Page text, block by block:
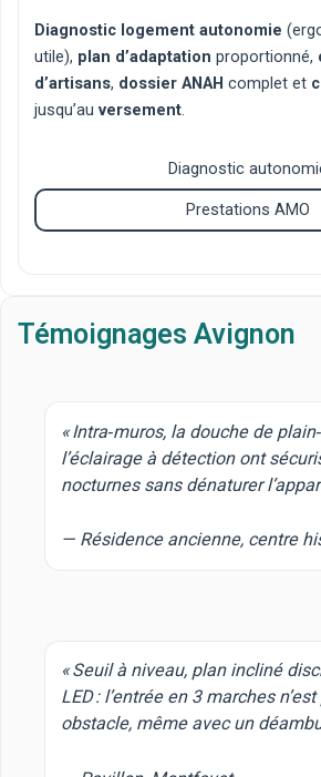
Diagnostic logement autonomie
utile), plan d’adaptation proportionné,
d’artisans, dossier ANAH complet et
jusqu’auversement.
Diagnostic
Prestations AMO
Témoignages Avignon
« Intra‑muros, la douche de
l’éclairage à détection ont
nocturnes sans dénaturer
— Résidence ancienne, centre
« Seuil à niveau, plan incliné
LED : l’entrée en 3 marches
obstacle, même avec un